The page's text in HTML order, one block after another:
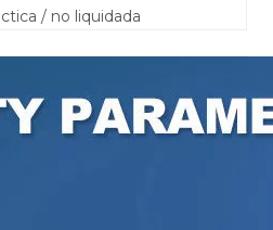
/ no liquidada